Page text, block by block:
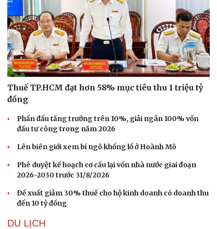
Thuế TP.HCM đạt hơn 58% mục tiêu thu 1 triệu tỷ
đồng
Phấn đấu tăng trưởng trên 10%, giải ngân 100% vốn
đầu tư công trong năm 2026
Lên biên giới xem bí ngô khổng lồ ở Hoành Mô
Phê duyệt kế hoạch cơ cấu lại vốn nhà nước giai đoạn
2026-2030 trước 31/8/2026
Đề xuất giảm 30% thuế cho hộ kinh doanh có doanh thu
đến 10 tỷ đồng
DU LỊCH